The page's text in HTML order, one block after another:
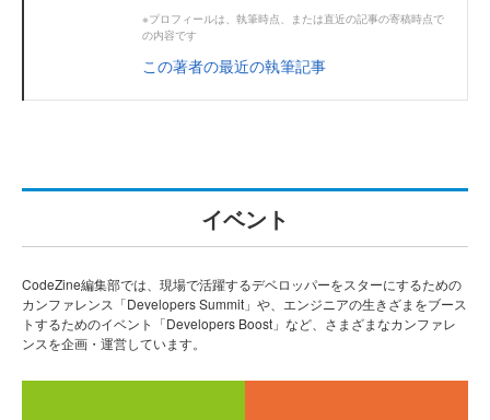
※プロフィールは、執筆時点、または直近の記事の寄稿時点で
の内容です
この著者の最近の執筆記事
イベント
CodeZine編集部では、現場で活躍するデベロッパーをスターにするための
カンファレンス「Developers Summit」や、エンジニアの生きざまをブース
トするためのイベント「Developers Boost」など、さまざまなカンファレ
ンスを企画・運営しています。